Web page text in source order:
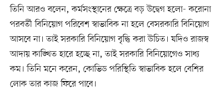
তিনি আরও বলেন, কর্মসংস্থানের ক্ষেত্রে বড় উদ্বেগ হলো- করোনা
পরবর্তী বিনিয়োগ পরিবেশ স্বাভাবিক না হলে বেসরকারি বিনিয়োগ
আসবে না। তাই সরকারি বিনিয়োগ বৃদ্ধি করা উচিত। যদিও রাজস্ব
আদায় কাঙ্খিত হারে হচ্ছে না, তাই সরকারি বিনিয়োগেও সাধ্য
কম। তিনি মনে করেন, কোভিড পরিস্থিতি স্বাভাবিক হলে বেশির
লোক তার কাজ ফিরে পাবে।